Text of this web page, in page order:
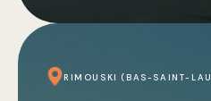
RIMOUSKI (BAS-SAINT-